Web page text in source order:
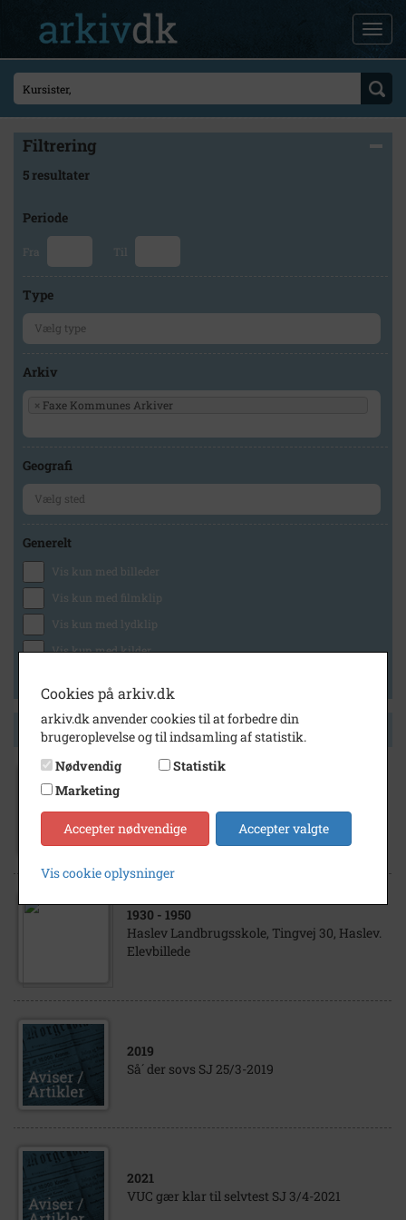
Filtrering
5 resultater
Periode
Fra Til
Type
Arkiv
× Faxe Kommunes Arkiver
Geografi
Generelt
Vis kun med billeder
Vis kun med filmklip
Vis kun med lydklip
Vis kun med kilder
Side 1 af 1
Kursister på Æblely, Faxe Ladeplads
1930 - 1950
Haslev Landbrugsskole, Tingvej 30, Haslev.
Elevbillede
2019
Så´ der sovs SJ 25/3-2019
2021
VUC gær klar til selvtest SJ 3/4-2021
Cookies på arkiv.dk
arkiv.dk anvender cookies til at forbedre din
brugeroplevelse og til indsamling af statistik.
Nødvendig
Statistik
Marketing
Accepter nødvendige Accepter valgte
Vis cookie oplysninger